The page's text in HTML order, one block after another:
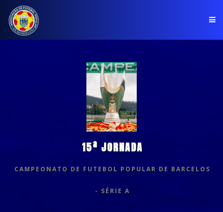
CLUBES
15ª JORNADA
CAMPEONATO DE FUTEBOL POPULAR DE BARCELOS
- SÉRIE A